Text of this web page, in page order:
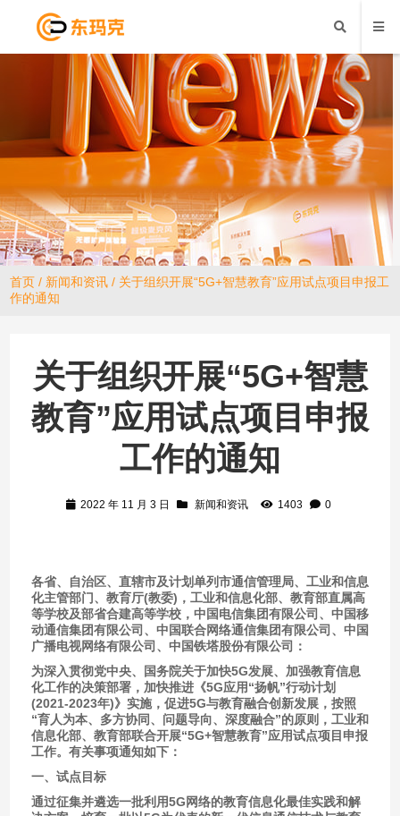
首页 / 新闻和资讯 / 关于组织开展“5G+智慧教育”应用试点项目申报工
作的通知
关于组织开展“5G+智慧
教育”应用试点项目申报
工作的通知
2022 年 11 月 3 日 新闻和资讯 1403 0
各省、自治区、直辖市及计划单列市通信管理局、工业和信息
化主管部门、教育厅(教委)，工业和信息化部、教育部直属高
等学校及部省合建高等学校，中国电信集团有限公司、中国移
动通信集团有限公司、中国联合网络通信集团有限公司、中国
广播电视网络有限公司、中国铁塔股份有限公司：
为深入贯彻党中央、国务院关于加快5G发展、加强教育信息
化工作的决策部署，加快推进《5G应用“扬帆”行动计划
(2021-2023年)》实施，促进5G与教育融合创新发展，按照
“育人为本、多方协同、问题导向、深度融合”的原则，工业和
信息化部、教育部联合开展“5G+智慧教育”应用试点项目申报
工作。有关事项通知如下：
一、试点目标
通过征集并遴选一批利用5G网络的教育信息化最佳实践和解